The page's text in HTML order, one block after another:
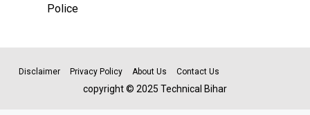
Police
Disclaimer Privacy Policy About Us Contact Us
copyright © 2025 Technical Bihar